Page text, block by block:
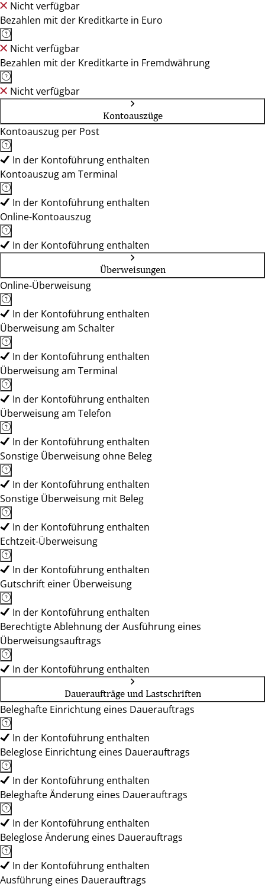
Nicht verfügbar
Bezahlen mit der Kreditkarte in Euro
Nicht verfügbar
Bezahlen mit der Kreditkarte in Fremdwährung
Nicht verfügbar
Kontoauszüge
Kontoauszug per Post
In der Kontoführung enthalten
Kontoauszug am Terminal
In der Kontoführung enthalten
Online-Kontoauszug
In der Kontoführung enthalten
Überweisungen
Online-Überweisung
In der Kontoführung enthalten
Überweisung am Schalter
In der Kontoführung enthalten
Überweisung am Terminal
In der Kontoführung enthalten
Überweisung am Telefon
In der Kontoführung enthalten
Sonstige Überweisung ohne Beleg
In der Kontoführung enthalten
Sonstige Überweisung mit Beleg
In der Kontoführung enthalten
Echtzeit-Überweisung
In der Kontoführung enthalten
Gutschrift einer Überweisung
In der Kontoführung enthalten
Berechtigte Ablehnung der Ausführung eines
Überweisungsauftrags
In der Kontoführung enthalten
Daueraufträge und Lastschriften
Beleghafte Einrichtung eines Dauerauftrags
In der Kontoführung enthalten
Beleglose Einrichtung eines Dauerauftrags
In der Kontoführung enthalten
Beleghafte Änderung eines Dauerauftrags
In der Kontoführung enthalten
Beleglose Änderung eines Dauerauftrags
In der Kontoführung enthalten
Ausführung eines Dauerauftrags